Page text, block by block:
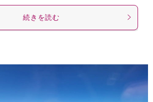
続きを読む